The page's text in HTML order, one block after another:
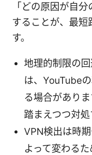
「どの原因が自
することが、最短
す。
地理的制限の
は、YouTube
る場合があり
踏まえつつ対処
VPN検出は時
よって変わる